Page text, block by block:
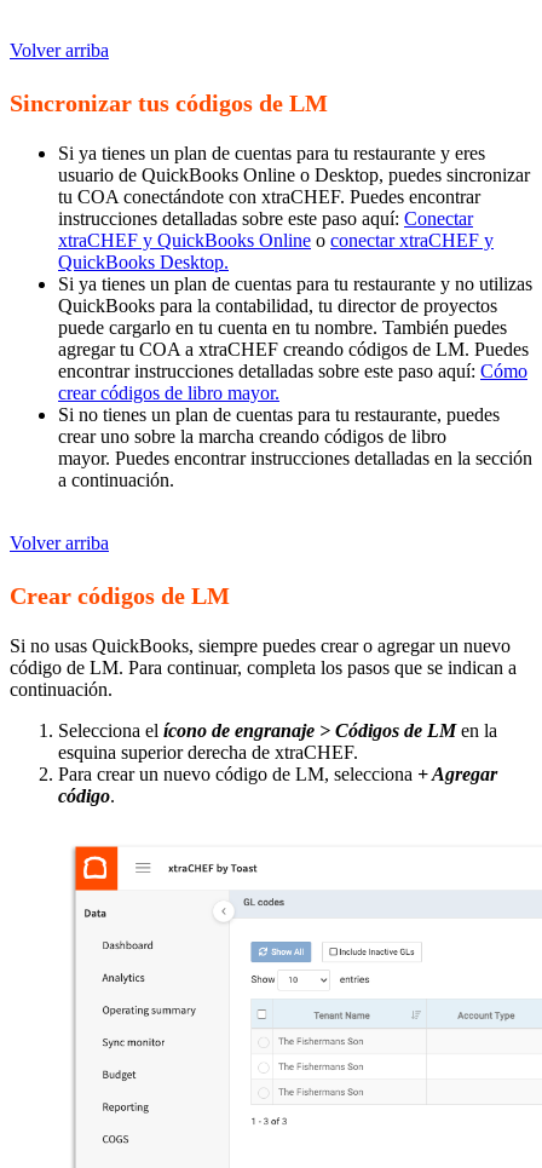
Volver arriba
Sincronizar tus códigos de LM
Si ya tienes un plan de cuentas para tu restaurante y eres
usuario de QuickBooks Online o Desktop, puedes sincronizar
tu COA conectándote con xtraCHEF. Puedes encontrar
instrucciones detalladas sobre este paso aquí: Conectar
xtraCHEF y QuickBooks Online o conectar xtraCHEF y
QuickBooks Desktop.
Si ya tienes un plan de cuentas para tu restaurante y no utilizas
QuickBooks para la contabilidad, tu director de proyectos
puede cargarlo en tu cuenta en tu nombre. También puedes
agregar tu COA a xtraCHEF creando códigos de LM. Puedes
encontrar instrucciones detalladas sobre este paso aquí: Cómo
crear códigos de libro mayor.
Si no tienes un plan de cuentas para tu restaurante, puedes
crear uno sobre la marcha creando códigos de libro
mayor. Puedes encontrar instrucciones detalladas en la sección
a continuación.
Volver arriba
Crear códigos de LM
Si no usas QuickBooks, siempre puedes crear o agregar un nuevo
código de LM. Para continuar, completa los pasos que se indican a
continuación.
Selecciona el ícono de engranaje > Códigos de LMen la
esquina superior derecha de xtraCHEF.
Para crear un nuevo código de LM, selecciona + Agregar
código.